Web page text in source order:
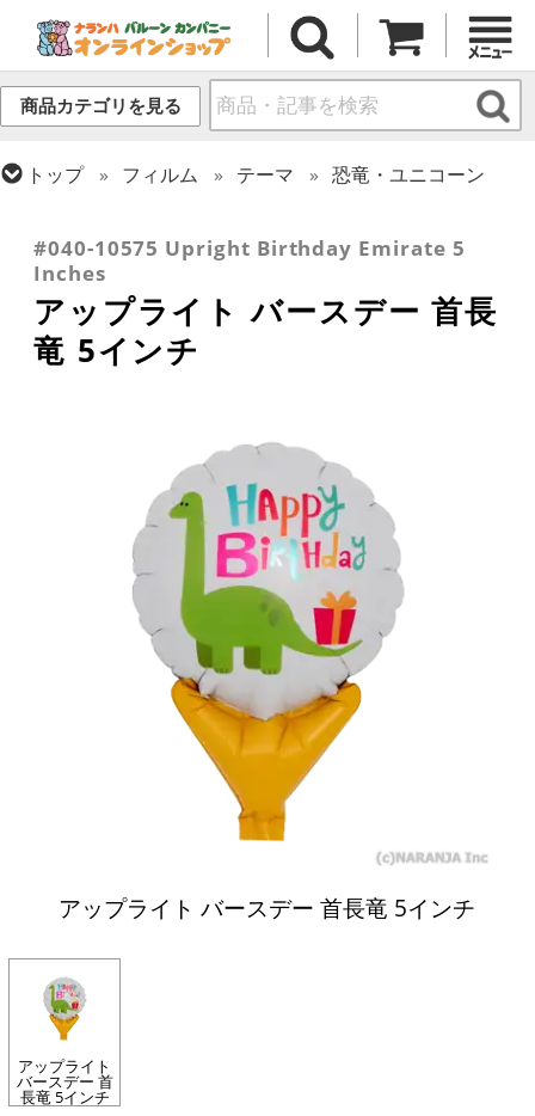
商品カテゴリを見る
トップ フィルム テーマ
恐竜・ユニコーン
#040-10575 Upright Birthday Emirate 5
Inches
アップライト バースデー 首長
竜 5インチ
アップライト バースデー 首長竜 5インチ
アップライト
バースデー 首
長竜 5インチ